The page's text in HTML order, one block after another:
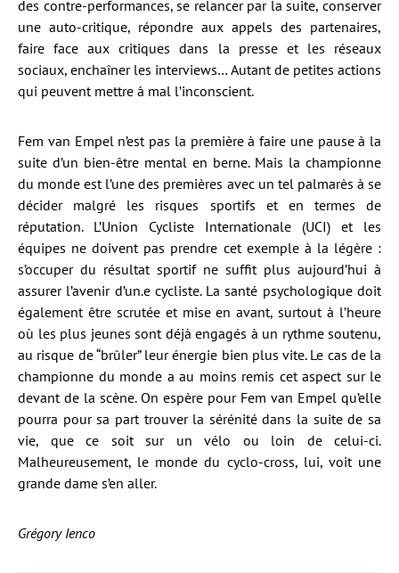
des contre-performances, se relancer par la suite, conserver
une auto-critique, répondre aux appels des partenaires,
faire face aux critiques dans la presse et les réseaux
sociaux, enchaîner les interviews… Autant de petites actions
qui peuvent mettre à mal l’inconscient.
Fem van Empel n’est pas la première à faire une pause à la
suite d’un bien-être mental en berne. Mais la championne
du monde est l’une des premières avec un tel palmarès à se
décider malgré les risques sportifs et en termes de
réputation. L’Union Cycliste Internationale (UCI) et les
équipes ne doivent pas prendre cet exemple à la légère :
s’occuper du résultat sportif ne suffit plus aujourd’hui à
assurer l’avenir d’un.e cycliste. La santé psychologique doit
également être scrutée et mise en avant, surtout à l’heure
où les plus jeunes sont déjà engagés à un rythme soutenu,
au risque de “brûler” leur énergie bien plus vite. Le cas de la
championne du monde a au moins remis cet aspect sur le
devant de la scène. On espère pour Fem van Empel qu’elle
pourra pour sa part trouver la sérénité dans la suite de sa
vie, que ce soit sur un vélo ou loin de celui-ci.
Malheureusement, le monde du cyclo-cross, lui, voit une
grande dame s’en aller.
Grégory Ienco